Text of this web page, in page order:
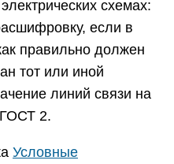
схемах:
если в
правильно должен
тот или иной
линий связи на
2.
Условные